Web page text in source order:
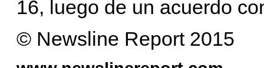
16, luego de un acuerdo
© Newsline Report 2015